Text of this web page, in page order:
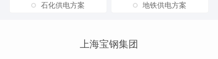
石化供电方案 地铁供电方案
上海宝钢集团